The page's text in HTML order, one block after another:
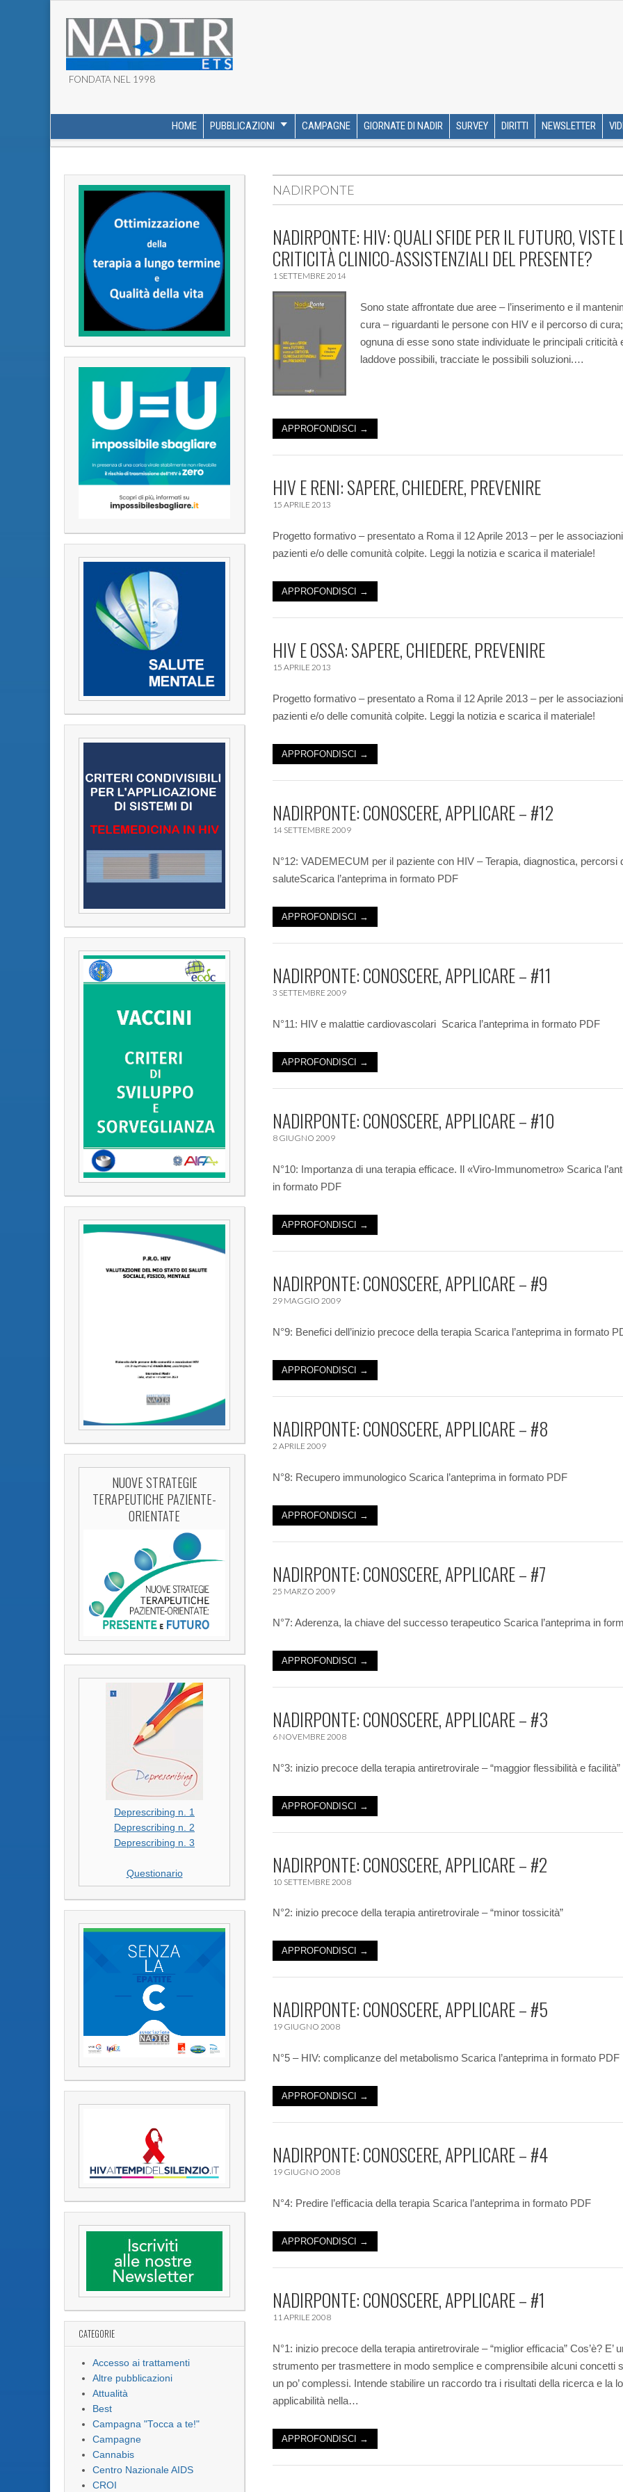
ASSOCIAZIONE NADIR ETS
FONDATA NEL 1998
MAIN MENU
SKIP TO CONTENT
HOME PUBBLICAZIONI CAMPAGNE GIORNATE DI NADIR SURVEY DIRITTI NEWSLETTER
SUB MENU
NUOVE STRATEGIE
TERAPEUTICHE PAZIENTE-
ORIENTATE
Deprescribing n. 1
Deprescribing n. 2
Deprescribing n. 3
Questionario
CATEGORIE
Accesso ai trattamenti
Altre pubblicazioni
Attualità
Best
Campagna "Tocca a te!"
Campagne
Cannabis
Centro Nazionale AIDS
CROI
NADIRPONTE
NADIRPONTE: HIV: QUALI SFIDE PER IL FUTURO, VISTE
CRITICITÀ CLINICO-ASSISTENZIALI DEL PRESENTE?
1 SETTEMBRE 2014
Sono state affrontate due aree – l’inserimento e il
cura – riguardanti le persone con HIV e il percorso di
ognuna di esse sono state individuate le principali criticità
laddove possibili, tracciate le possibili soluzioni.…
APPROFONDISCI →
HIV E RENI: SAPERE, CHIEDERE, PREVENIRE
15 APRILE 2013
Progetto formativo – presentato a Roma il 12 Aprile 2013 – per le
pazienti e/o delle comunità colpite. Leggi la notizia e scarica il materiale!
APPROFONDISCI →
HIV E OSSA: SAPERE, CHIEDERE, PREVENIRE
15 APRILE 2013
Progetto formativo – presentato a Roma il 12 Aprile 2013 – per le
pazienti e/o delle comunità colpite. Leggi la notizia e scarica il materiale!
APPROFONDISCI →
NADIRPONTE: CONOSCERE, APPLICARE – #12
14 SETTEMBRE 2009
N°12: VADEMECUM per il paziente con HIV – Terapia, diagnostica, percorsi
saluteScarica l’anteprima in formato PDF
APPROFONDISCI →
NADIRPONTE: CONOSCERE, APPLICARE – #11
3 SETTEMBRE 2009
N°11: HIV e malattie cardiovascolari Scarica l’anteprima in formato PDF
APPROFONDISCI →
NADIRPONTE: CONOSCERE, APPLICARE – #10
8 GIUGNO 2009
N°10: Importanza di una terapia efficace. Il «Viro-Immunometro» Scarica
in formato PDF
APPROFONDISCI →
NADIRPONTE: CONOSCERE, APPLICARE – #9
29 MAGGIO 2009
N°9: Benefici dell’inizio precoce della terapia Scarica l’anteprima in formato
APPROFONDISCI →
NADIRPONTE: CONOSCERE, APPLICARE – #8
2 APRILE 2009
N°8: Recupero immunologico Scarica l’anteprima in formato PDF
APPROFONDISCI →
NADIRPONTE: CONOSCERE, APPLICARE – #7
25 MARZO 2009
N°7: Aderenza, la chiave del successo terapeutico Scarica l’anteprima in
APPROFONDISCI →
NADIRPONTE: CONOSCERE, APPLICARE – #3
6 NOVEMBRE 2008
N°3: inizio precoce della terapia antiretrovirale – “maggior flessibilità e
APPROFONDISCI →
NADIRPONTE: CONOSCERE, APPLICARE – #2
10 SETTEMBRE 2008
N°2: inizio precoce della terapia antiretrovirale – “minor tossicità”
APPROFONDISCI →
NADIRPONTE: CONOSCERE, APPLICARE – #5
19 GIUGNO 2008
N°5 – HIV: complicanze del metabolismo Scarica l’anteprima in formato PDF
APPROFONDISCI →
NADIRPONTE: CONOSCERE, APPLICARE – #4
19 GIUGNO 2008
N°4: Predire l’efficacia della terapia Scarica l’anteprima in formato PDF
APPROFONDISCI →
NADIRPONTE: CONOSCERE, APPLICARE – #1
11 APRILE 2008
N°1: inizio precoce della terapia antiretrovirale – “miglior efficacia” Cos’è? E’
strumento per trasmettere in modo semplice e comprensibile alcuni concetti
un po’ complessi. Intende stabilire un raccordo tra i risultati della ricerca e la
applicabilità nella…
APPROFONDISCI →